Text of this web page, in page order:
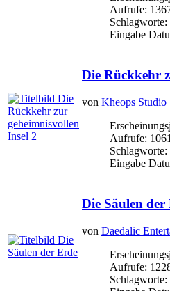
Aufrufe:
Schlagworte:
Eingabe
Die Rückkehr
von Kheops Studio
Aufrufe: 1061
Schlagworte:
Eingabe
Die Säulen der
von Daedalic
Aufrufe:
Schlagworte: